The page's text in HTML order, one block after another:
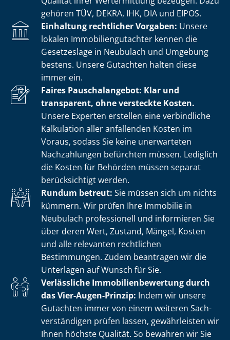
gehören TÜV, DEKRA, IHK, DIA und EIPOS.
Einhaltung rechtlicher Vorgaben: Unsere
lokalen Im­mo­bi­li­en­gut­ach­ter kennen die
Gesetzeslage in Neubulach und Umgebung
bestens. Unsere Gutachten halten diese
immer ein.
Faires Pauschalangebot: Klar und
transparent, ohne versteckte Kosten.
Unsere Experten erstellen eine verbindliche
Kalkulation aller anfallenden Kosten im
Voraus, sodass Sie keine unerwarteten
Nachzahlungen befürchten müssen. Lediglich
die Kosten für Behörden müssen separat
berücksichtigt werden.
Rundum betreut: Sie müssen sich um nichts
kümmern. Wir prüfen Ihre Immobilie in
Neubulach professionell und informieren Sie
über deren Wert, Zustand, Mängel, Kosten
und alle relevanten rechtlichen
Bestimmungen. Zudem beantragen wir die
Unterlagen auf Wunsch für Sie.
Verlässliche Im­mo­bi­li­en­be­wer­tung durch
das Vier-Augen-Prinzip: Indem wir unsere
Gutachten immer von einem weiteren Sach­
ver­stän­di­gen prüfen lassen, gewährleisten wir
Ihnen höchste Qualität. So bewahren wir Sie